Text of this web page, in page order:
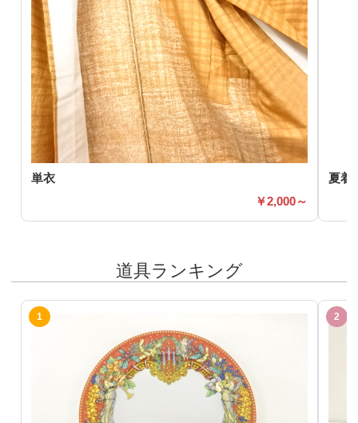
単衣
2,000～
夏着
道具ランキング